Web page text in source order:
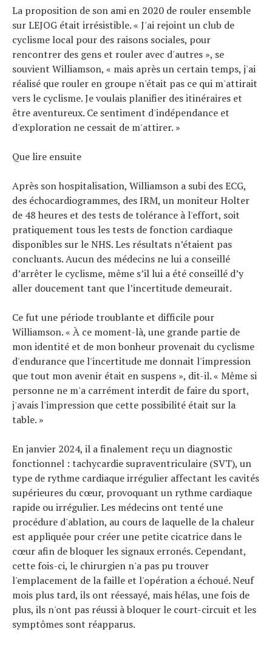
La proposition de son ami en 2020 de rouler ensemble
sur LEJOG était irrésistible. « J'ai rejoint un club de
cyclisme local pour des raisons sociales, pour
rencontrer des gens et rouler avec d'autres », se
souvient Williamson, « mais après un certain temps, j'ai
réalisé que rouler en groupe n'était pas ce qui m'attirait
vers le cyclisme. Je voulais planifier des itinéraires et
être aventureux. Ce sentiment d'indépendance et
d'exploration ne cessait de m'attirer. »
Que lire ensuite
Après son hospitalisation, Williamson a subi des ECG,
des échocardiogrammes, des IRM, un moniteur Holter
de 48 heures et des tests de tolérance à l'effort, soit
pratiquement tous les tests de fonction cardiaque
disponibles sur le NHS. Les résultats n’étaient pas
concluants. Aucun des médecins ne lui a conseillé
d’arrêter le cyclisme, même s’il lui a été conseillé d’y
aller doucement tant que l’incertitude demeurait.
Ce fut une période troublante et difficile pour
Williamson. « À ce moment-là, une grande partie de
mon identité et de mon bonheur provenait du cyclisme
d'endurance que l'incertitude me donnait l'impression
que tout mon avenir était en suspens », dit-il. « Même si
personne ne m'a carrément interdit de faire du sport,
j'avais l'impression que cette possibilité était sur la
table. »
En janvier 2024, il a finalement reçu un diagnostic
fonctionnel : tachycardie supraventriculaire (SVT), un
type de rythme cardiaque irrégulier affectant les cavités
supérieures du cœur, provoquant un rythme cardiaque
rapide ou irrégulier. Les médecins ont tenté une
procédure d'ablation, au cours de laquelle de la chaleur
est appliquée pour créer une petite cicatrice dans le
cœur afin de bloquer les signaux erronés. Cependant,
cette fois-ci, le chirurgien n'a pas pu trouver
l'emplacement de la faille et l'opération a échoué. Neuf
mois plus tard, ils ont réessayé, mais hélas, une fois de
plus, ils n'ont pas réussi à bloquer le court-circuit et les
symptômes sont réapparus.